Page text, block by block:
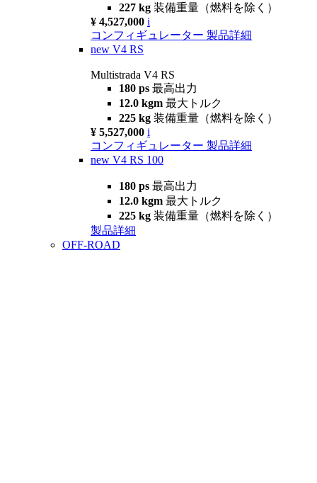
227 kg 装備重量（燃料を除く）
¥ 4,527,000 i
コンフィギュレーター 製品詳細
new V4 RS
Multistrada V4 RS
180 ps 最高出力
12.0 kgm 最大トルク
225 kg 装備重量（燃料を除く）
¥ 5,527,000 i
コンフィギュレーター 製品詳細
new V4 RS 100
180 ps 最高出力
12.0 kgm 最大トルク
225 kg 装備重量（燃料を除く）
製品詳細
OFF-ROAD